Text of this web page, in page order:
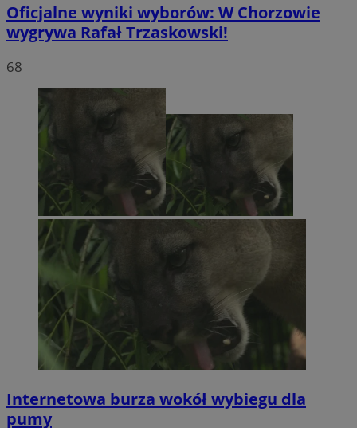
Oficjalne wyniki wyborów: W Chorzowie
wygrywa Rafał Trzaskowski!
68
Internetowa burza wokół wybiegu dla
pumy